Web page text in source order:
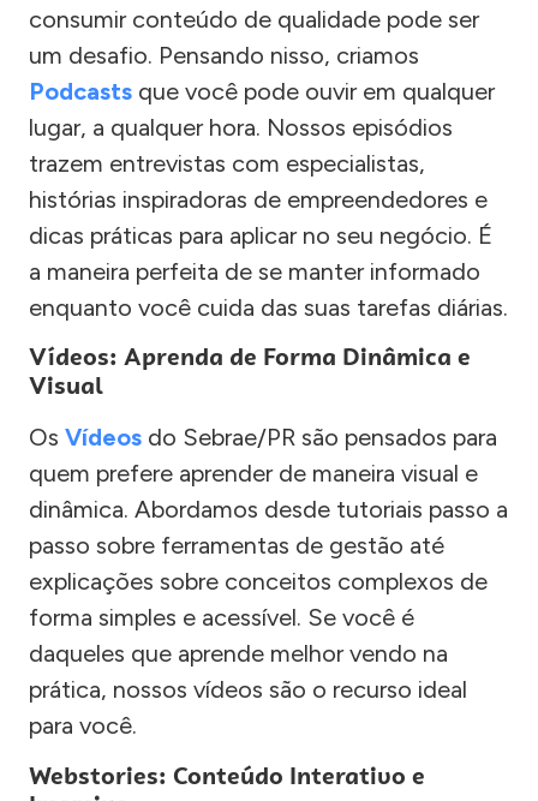
consumir conteúdo de qualidade pode ser
um desafio. Pensando nisso, criamos
Podcasts que você pode ouvir em qualquer
lugar, a qualquer hora. Nossos episódios
trazem entrevistas com especialistas,
histórias inspiradoras de empreendedores e
dicas práticas para aplicar no seu negócio. É
a maneira perfeita de se manter informado
enquanto você cuida das suas tarefas diárias.
Vídeos: Aprenda de Forma Dinâmica e
Visual
Os Vídeos do Sebrae/PR são pensados para
quem prefere aprender de maneira visual e
dinâmica. Abordamos desde tutoriais passo a
passo sobre ferramentas de gestão até
explicações sobre conceitos complexos de
forma simples e acessível. Se você é
daqueles que aprende melhor vendo na
prática, nossos vídeos são o recurso ideal
para você.
Webstories: Conteúdo Interativo e